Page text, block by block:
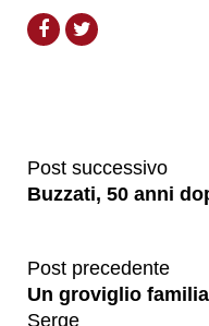
Post successivo
Buzzati, 50 anni
Post precedente
Un groviglio
Serge